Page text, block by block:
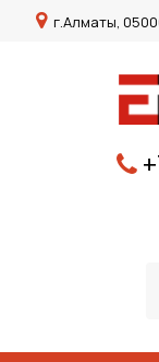
г.Алматы,